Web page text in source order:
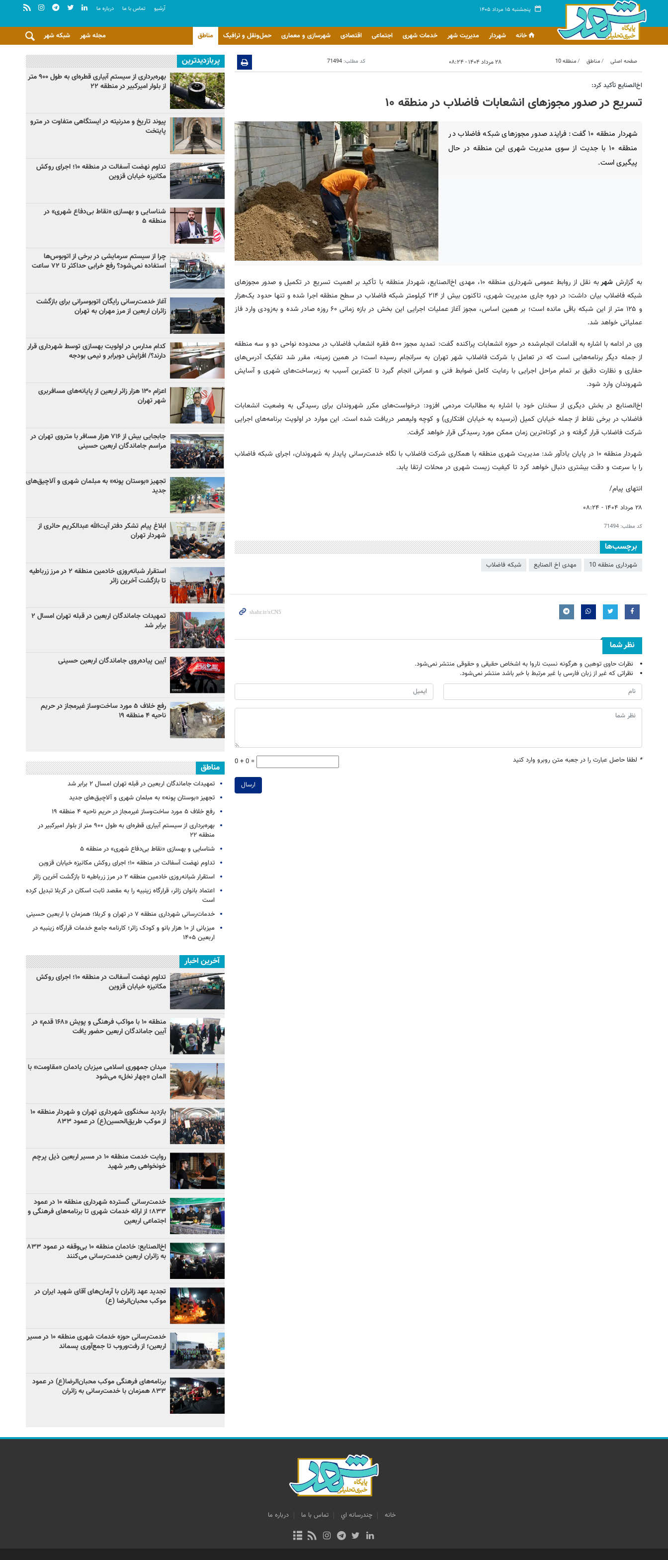
پنجشنبه ۱۵ مرداد ۱۴۰۵ آرشيو تماس با ما درباره ما
خانه شهردار مدیریت شهر خدمات شهری اجتماعی اقتصادی شهرسازی و معماری حمل‌ونقل و ترافیک مناطق شبکه شهر مجله شهر
صفحه اصلی مناطق منطقه 10 ۲۸ مرداد ۱۴۰۴ - ۰۸:۲۴ کد مطلب: 71494
اخ‌الصنایع تأکید کرد:
تسریع در صدور مجوزهای انشعابات فاضلاب در منطقه ۱۰
شهردار منطقه ۱۰ گفت: فرایند صدور مجوزهای شبکه فاضلاب در
منطقه ۱۰ با جدیت از سوی مدیریت شهری این منطقه در حال
پیگیری است.
به گزارش شهر
به نقل از روابط عمومی شهرداری منطقه ۱۰، مهدی اخ‌الصنایع، شهردار منطقه با تأکید بر اهمیت تسریع در تکمیل و صدور مجوزهای
شبکه فاضلاب بیان داشت: در دوره جاری مدیریت شهری، تاکنون بیش از ۲۱۴ کیلومتر شبکه فاضلاب در سطح منطقه اجرا شده و تنها حدود یک‌هزار
و ۱۲۵ متر از این شبکه باقی مانده است؛ بر همین اساس، مجوز آغاز عملیات اجرایی این بخش در بازه زمانی ۶۰ روزه صادر شده و به‌زودی وارد فاز
عملیاتی خواهد شد.
وی در ادامه با اشاره به اقدامات انجام‌شده در حوزه انشعابات پراکنده گفت: تمدید مجوز ۵۰۰ فقره انشعاب فاضلاب در محدوده نواحی دو و سه منطقه
از جمله دیگر برنامه‌هایی است که در تعامل با شرکت فاضلاب شهر تهران به سرانجام رسیده است؛ در همین زمینه، مقرر شد تفکیک آدرس‌های
حفاری و نظارت دقیق بر تمام مراحل اجرایی با رعایت کامل ضوابط فنی و عمرانی انجام گیرد تا کمترین آسیب به زیرساخت‌های شهری و آسایش
شهروندان وارد شود.
اخ‌الصنایع در بخش دیگری از سخنان خود با اشاره به مطالبات مردمی افزود: درخواست‌های مکرر شهروندان برای رسیدگی به وضعیت انشعابات
فاضلاب در برخی نقاط از جمله خیابان کمیل (نرسیده به خیابان افتکاری) و کوچه ولیعصر دریافت شده است. این موارد در اولویت برنامه‌های اجرایی
شرکت فاضلاب قرار گرفته و در کوتاه‌ترین زمان ممکن مورد رسیدگی قرار خواهد گرفت.
شهردار منطقه ۱۰ در پایان یادآور شد: مدیریت شهری منطقه با همکاری شرکت فاضلاب با نگاه خدمت‌رسانی پایدار به شهروندان، اجرای شبکه فاضلاب
را با سرعت و دقت بیشتری دنبال خواهد کرد تا کیفیت زیست شهری در محلات ارتقا یابد.
انتهای پیام/
۲۸ مرداد ۱۴۰۴ - ۰۸:۲۴
کد مطلب: 71494
برچسب‌ها
شهرداری منطقه 10 مهدی اخ الصنایع شبکه فاضلاب
نظر شما
نظرات حاوی توهین و هرگونه نسبت ناروا به اشخاص حقیقی و حقوقی منتشر نمی‌شود.
نظراتی که غیر از زبان فارسی یا غیر مرتبط با خبر باشد منتشر نمی‌شود.
* لطفا حاصل عبارت را در جعبه متن روبرو وارد کنید 0 + 0 =
ارسال
پربازدیدترین
بهره‌برداری از سیستم آبیاری قطره‌ای به طول ۹۰۰ متر
از بلوار امیرکبیر در منطقه ۲۲
پیوند تاریخ و مدرنیته در ایستگاهی متفاوت در مترو
پایتخت
تداوم نهضت آسفالت در منطقه ۱۰؛ اجرای روکش
مکانیزه خیابان قزوین
شناسایی و بهسازی «نقاط بی‌دفاع شهری» در
منطقه ۵
چرا از سیستم سرمایشی در برخی از اتوبوس‌ها
استفاده نمی‌شود؟ رفع خرابی حداکثر تا ۷۲ ساعت
آغاز خدمت‌رسانی رایگان اتوبوسرانی برای بازگشت
زائران اربعین از مرز مهران به تهران
کدام مدارس در اولویت بهسازی توسط شهرداری قرار
دارند؟/ افزایش دوبرابر و نیمی بودجه
اعزام ۱۳۰ هزار زائر اربعین از پایانه‌های مسافربری
شهر تهران
جابجایی بیش از ۷۱۶ هزار مسافر با متروی تهران در
مراسم جاماندگان اربعین حسینی
تجهیز «بوستان پونه» به مبلمان شهری و آلاچیق‌های
جدید
ابلاغ پیام تشکر دفتر آیت‌الله عبدالکریم حائری از
شهردار تهران
استقرار شبانه‌روزی خادمین منطقه ۲ در مرز زرباطیه
تا بازگشت آخرین زائر
تمهیدات جاماندگان اربعین در قبله تهران امسال ۲
برابر شد
آیین پیاده‌روی جاماندگان اربعین حسینی
رفع خلاف ۵ مورد ساخت‌وساز غیرمجاز در حریم
ناحیه ۴ منطقه ۱۹
مناطق
تمهیدات جاماندگان اربعین در قبله تهران امسال ۲ برابر شد
تجهیز «بوستان پونه» به مبلمان شهری و آلاچیق‌های جدید
رفع خلاف ۵ مورد ساخت‌وساز غیرمجاز در حریم ناحیه ۴ منطقه ۱۹
بهره‌برداری از سیستم آبیاری قطره‌ای به طول ۹۰۰ متر از بلوار امیرکبیر در
منطقه ۲۲
شناسایی و بهسازی «نقاط بی‌دفاع شهری» در منطقه ۵
تداوم نهضت آسفالت در منطقه ۱۰؛ اجرای روکش مکانیزه خیابان قزوین
استقرار شبانه‌روزی خادمین منطقه ۲ در مرز زرباطیه تا بازگشت آخرین زائر
اعتماد بانوان زائر، قرارگاه زینبیه را به مقصد ثابت اسکان در کربلا تبدیل کرده
است
خدمات‌رسانی شهرداری منطقه ۷ در تهران و کربلا؛ همزمان با اربعین حسینی
میزبانی از ۱۰ هزار بانو و کودک زائر؛ کارنامه جامع خدمات قرارگاه زینبیه در
اربعین ۱۴۰۵
آخرین اخبار
تداوم نهضت آسفالت در منطقه ۱۰؛ اجرای روکش
مکانیزه خیابان قزوین
منطقه ۱۰ با مواکب فرهنگی و پویش «۱۶۸ قدم» در
آیین جاماندگان اربعین حضور یافت
میدان جمهوری اسلامی میزبان یادمان «مقاومت» با
المان «چهار نخل» می‌شود
بازدید سخنگوی شهرداری تهران و شهردار منطقه ۱۰
از موکب طریق‌الحسین(ع) در عمود ۸۳۳
روایت خدمت منطقه ۱۰ در مسیر اربعین ذیل پرچم
خونخواهی رهبر شهید
خدمت‌رسانی گسترده شهرداری منطقه ۱۰ در عمود
۸۳۳؛ از ارائه خدمات شهری تا برنامه‌های فرهنگی و
اجتماعی اربعین
اخ‌الصنایع: خادمان منطقه ۱۰ بی‌وقفه در عمود ۸۳۳
به زائران اربعین خدمت‌رسانی می‌کنند
تجدید عهد زائران با آرمان‌های آقای شهید ایران در
موکب محبان‌الرضا (ع)
خدمت‌رسانی حوزه خدمات شهری منطقه ۱۰ در مسیر
اربعین؛ از رفت‌وروب تا جمع‌آوری پسماند
برنامه‌های فرهنگی موکب محبان‌الرضا(ع) در عمود
۸۳۳ همزمان با خدمت‌رسانی به زائران
خانه چندرسانه اي تماس با ما درباره ما